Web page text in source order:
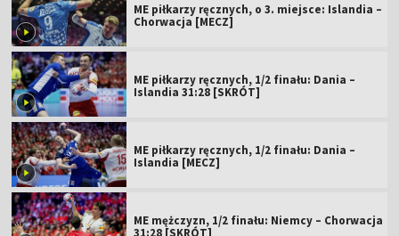
ME piłkarzy ręcznych, o 3. miejsce: Islandia –
Chorwacja [MECZ]
ME piłkarzy ręcznych, 1/2 finału: Dania –
Islandia 31:28 [SKRÓT]
ME piłkarzy ręcznych, 1/2 finału: Dania –
Islandia [MECZ]
ME mężczyzn, 1/2 finału: Niemcy – Chorwacja
31:28 [SKRÓT]